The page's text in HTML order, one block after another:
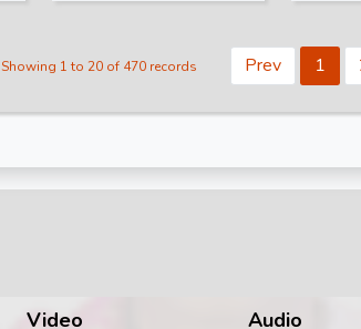
Total Bhakti
Total
Showing 1 to 20 of 470 records Prev 1
Video Audio